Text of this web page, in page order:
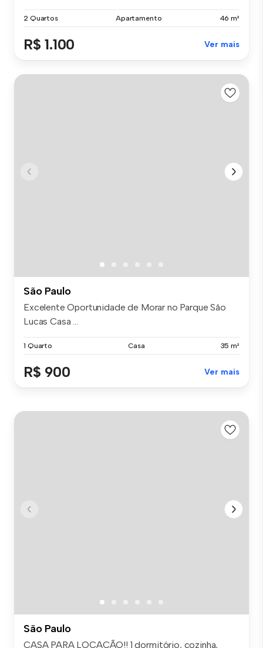
2 Quartos Apartamento 46 m²
R$ 1.100 Ver mais
São Paulo
Excelente Oportunidade de Morar no Parque São
Lucas Casa ...
1 Quarto Casa 35 m²
R$ 900 Ver mais
São Paulo
CASA PARA LOCAÇÃO!! 1 dormitório, cozinha,